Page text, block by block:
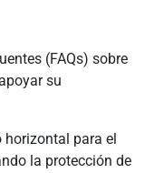
(FAQs) sobre
su
horizontal para el
la protección de